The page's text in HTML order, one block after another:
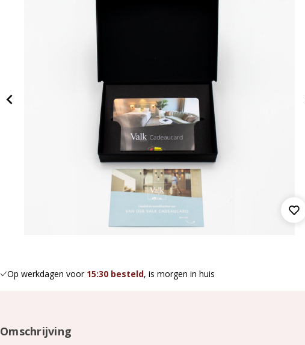
Op werkdagen voor 15:30 besteld, is morgen in huis
Omschrijving